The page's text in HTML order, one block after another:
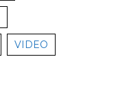
VIDEO